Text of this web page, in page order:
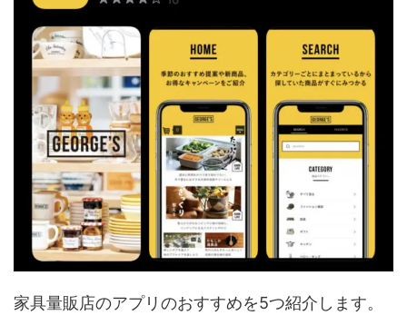
家具量販店のアプリのおすすめを5つ紹介します。